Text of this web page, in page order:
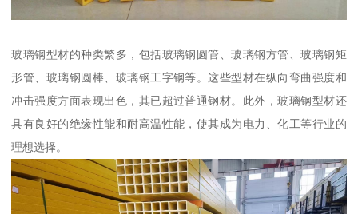
玻璃钢型材的种类繁多，包括玻璃钢圆管、玻璃钢方管、玻璃钢矩
形管、玻璃钢圆棒、玻璃钢工字钢等。这些型材在纵向弯曲强度和
冲击强度方面表现出色，其已超过普通钢材。此外，玻璃钢型材还
具有良好的绝缘性能和耐高温性能，使其成为电力、化工等行业的
理想选择。